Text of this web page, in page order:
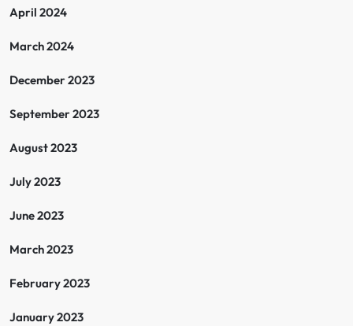
April 2024
March 2024
December 2023
September 2023
August 2023
July 2023
June 2023
March 2023
February 2023
January 2023